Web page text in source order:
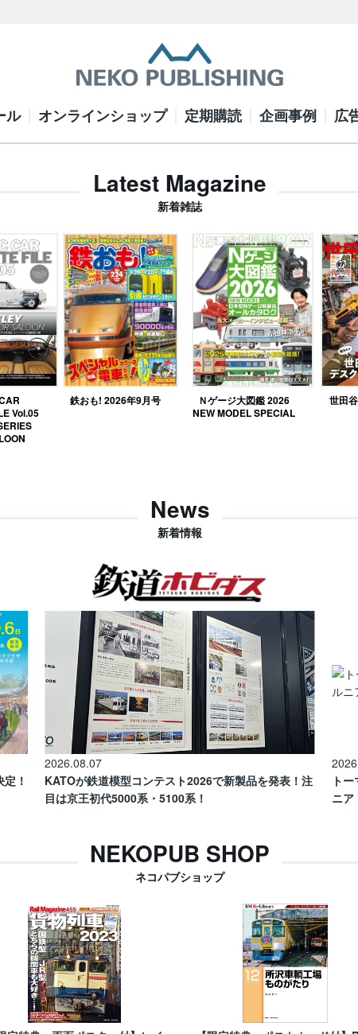
ル オンラインショップ 定期購読 企画事例 広
Latest Magazine
新着雑誌
Vol.05
鉄おも! 2026年9月号
Ｎゲージ大図鑑 2026
NEW MODEL SPECIAL
世田
News
新着情報
！
2026.08.07
KATOが鉄道模型コンテスト2026で新製品を発表！注
目は京王初代5000系・5100系！
ト
ニア
NEKOPUB SHOP
ネコパブショップ